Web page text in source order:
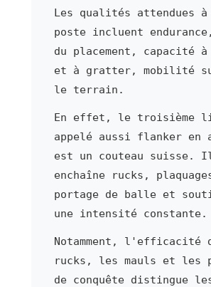
Les qualités attendues à
poste incluent
du placement, capacité
et à gratter, mobilité
le terrain.
En effet, le troisième
appelé aussi flanker en
est un couteau suisse.
enchaîne rucks,
portage de balle et
une intensité constante.
Notamment, l'efficacité
rucks, les mauls et les
de conquête distingue